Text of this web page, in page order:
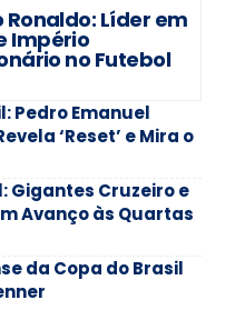
Líder em
Império
no Futebol
Pedro Emanuel
‘Reset’ e Mira o
Gigantes Cruzeiro e
Avanço às Quartas
da Copa do Brasil